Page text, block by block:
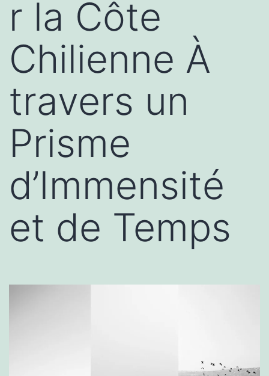
r la Côte
Chilienne À
travers un
Prisme
d’Immensité
et de Temps